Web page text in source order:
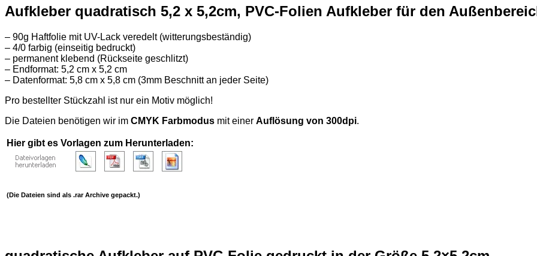
Aufkleber)
Menge
Aufkleber quadratisch 5,2 x 5,2cm, PVC-Folien Aufkleber für den
– 90g Haftfolie mit UV-Lack veredelt (witterungsbeständig)
– 4/0 farbig (einseitig bedruckt)
– permanent klebend (Rückseite geschlitzt)
– Endformat: 5,2 cm x 5,2 cm
– Datenformat: 5,8 cm x 5,8 cm (3mm Beschnitt an jeder Seite)
Pro bestellter Stückzahl ist nur ein Motiv möglich!
Die Dateien benötigen wir im CMYK Farbmodus mit einer Auflösung von 300dpi.
Hier gibt es Vorlagen zum Herunterladen:
(Die Dateien sind als .rar Archive gepackt.)